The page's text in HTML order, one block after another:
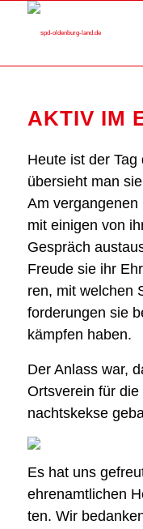
AKTIV IM
Heu­te ist der
über­sieht man
Am
mit eini­gen von
Gespräch
Freu­de sie ihr
ren, mit wel­chen
for­de­run­gen sie
kämp­fen haben.
Der Anlass war,
Orts­ver­ein für
nachts­kek­se
Es hat uns
ehren­amt­li­chen
ten. Wir